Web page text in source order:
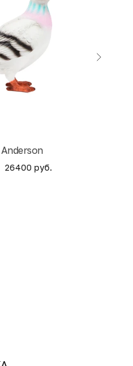
26400 руб.